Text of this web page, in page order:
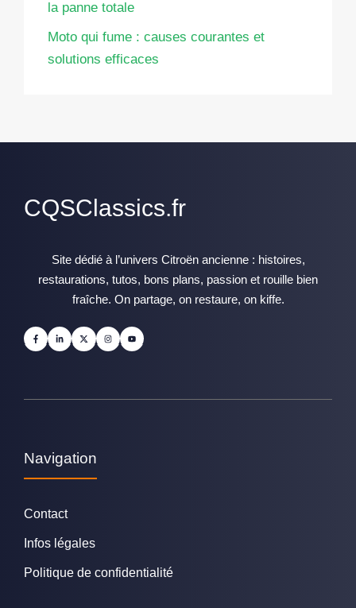
la panne totale
Moto qui fume : causes courantes et
solutions efficaces
CQSClassics.fr
Site dédié à l’univers Citroën ancienne : histoires,
restaurations, tutos, bons plans, passion et rouille bien
fraîche. On partage, on restaure, on kiffe.
Navigation
Contact
Infos légales
Politique de confidentialité